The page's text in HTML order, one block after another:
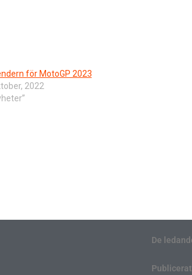
för MotoGP 2023
2022
De
Publicerat